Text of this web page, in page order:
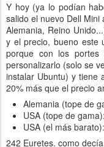
Y hoy (ya lo podían
salido el nuevo Dell Mini
Alemania, Reino
y el precio, bueno este
porque con los
personalizarlo (solo se
instalar Ubuntu) y tiene
20% más que el precio
Alemania (tope de
USA (tope de
USA (el más
242 Euretes. como